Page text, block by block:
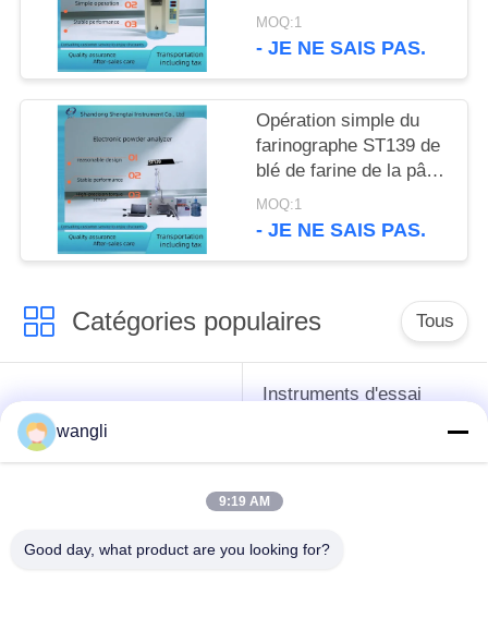
grain pour la farine de
blé et la farine ST006
MOQ:1
- JE NE SAIS PAS.
Opération simple du
farinographe ST139 de
blé de farine de la pâte
de rhéologie
d'instrument
MOQ:1
- JE NE SAIS PAS.
Catégories populaires Tous
instruments de essai
de pétrole
Instruments d'essai
graisse
Équipement d'essai
d'huile de
wangli
9:19 AM
Good day, what product are you looking for?